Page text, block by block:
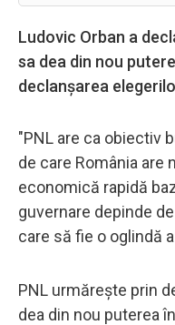
Ludovic Orban a
sa dea din nou
declanșarea
"PNL are ca obiectiv
de care România are
economică rapidă
guvernare depinde
care să fie o oglindă
PNL urmărește prin
dea din nou puterea